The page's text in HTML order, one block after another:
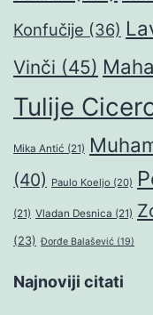
Konfučije (36)
Vinči (45)
Tulije
Mika Antić (21)
(40) Paulo Koeljo (20)
(21) Vladan Desnica (21)
(23) Đorđe Balašević (19)
Najnoviji citati